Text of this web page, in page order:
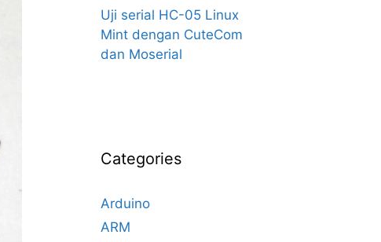
Uji serial HC-05 Linux
Mint dengan CuteCom
dan Moserial
Categories
Arduino
ARM